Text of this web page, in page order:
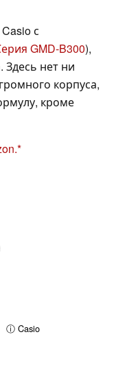
с
GMD-B300),
Здесь нет ни
корпуса,
кроме
ⓘ Casio